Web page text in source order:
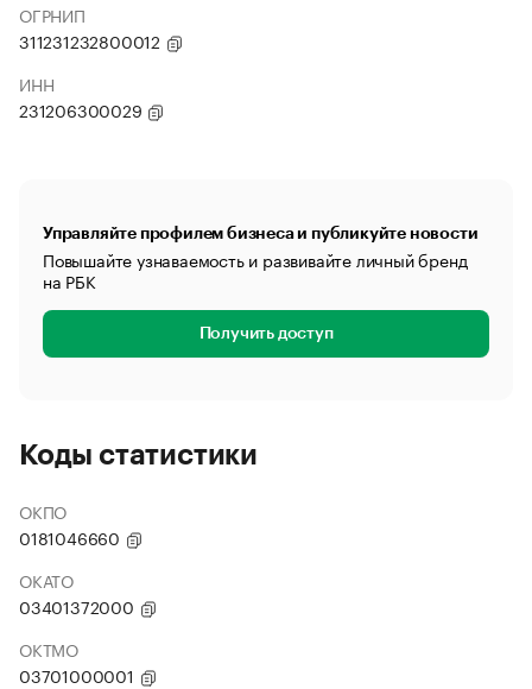
ОГРНИП
311231232800012
ИНН
231206300029
Управляйте профилем бизнеса и публикуйте новости
Повышайте узнаваемость и развивайте личный бренд
на РБК
Получить доступ
Коды статистики
ОКПО
0181046660
ОКАТО
03401372000
ОКТМО
03701000001